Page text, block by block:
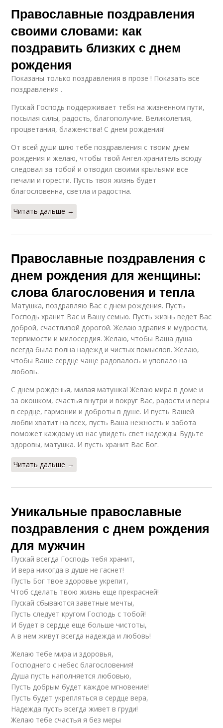
Православные поздравления
своими словами: как
поздравить близких с днем
рождения
Показаны только поздравления в прозе ! Показать все
поздравления .
Пускай Господь поддерживает тебя на жизненном пути,
посылая силы, радость, благополучие. Великолепия,
процветания, блаженства! С днем рождения!
От всей души шлю тебе поздравления с твоим днем
рождения и желаю, чтобы твой Ангел-хранитель всюду
следовал за тобой и отводил своими крыльями все
печали и горести. Пусть твоя жизнь будет
благословенна, светла и радостна.
Читать дальше →
Православные поздравления с
днем рождения для женщины:
слова благословения и тепла
Матушка, поздравляю Вас с днем рождения. Пусть
Господь хранит Вас и Вашу семью. Пусть жизнь ведет Вас
доброй, счастливой дорогой. Желаю здравия и мудрости,
терпимости и милосердия. Желаю, чтобы Ваша душа
всегда была полна надежд и чистых помыслов. Желаю,
чтобы Ваше сердце чаще радовалось и уповало на
любовь.
С днем рожденья, милая матушка! Желаю мира в доме и
за окошком, счастья внутри и вокруг Вас, радости и веры
в сердце, гармонии и доброты в душе. И пусть Вашей
любви хватит на всех, пусть Ваша нежность и забота
поможет каждому из нас увидеть свет надежды. Будьте
здоровы, матушка. И пусть хранит Вас Бог.
Читать дальше →
Уникальные православные
поздравления с днем рождения
для мужчин
Пускай всегда Господь тебя хранит,
И вера никогда в душе не гаснет!
Пусть Бог твое здоровье укрепит,
Чтоб сделать твою жизнь еще прекрасней!
Пускай сбываются заветные мечты,
Пусть следует кругом Господь с тобой!
И будет в сердце еще больше чистоты,
А в нем живут всегда надежда и любовь!
Желаю тебе мира и здоровья,
Господнего с небес благословения!
Душа пусть наполняется любовью,
Пусть добрым будет каждое мгновение!
Пусть будет укрепляться в сердце вера,
Надежда пусть всегда живет в груди!
Желаю тебе счастья я без меры